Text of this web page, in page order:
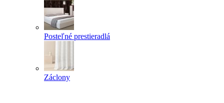
Posteľné prestieradlá
Záclony